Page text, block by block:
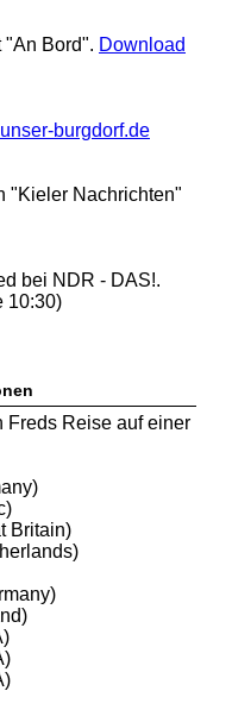
"An Bord". Download
burgdorf.de
"Kieler Nachrichten"
bei NDR - DAS!.
10:30)
Freds Reise auf einer
Britain)